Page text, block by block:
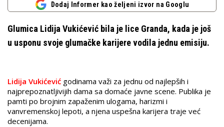
Dodaj Informer kao željeni izvor na Googlu
Glumica Lidija Vukićević bila je lice Granda, kada je još
u usponu svoje glumačke karijere vodila jednu emisiju.
Lidija Vukićević godinama važi za jednu od najlepših i
najprepoznatljivijih dama sa domaće javne scene. Publika je
pamti po brojnim zapaženim ulogama, harizmi i
vanvremenskoj lepoti, a njena uspešna karijera traje već
decenijama.